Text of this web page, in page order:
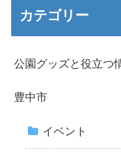
カテゴリー
公園グッズと役立つ
豊中市
イベント